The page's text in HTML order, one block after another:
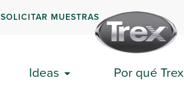
SOLICITAR MUESTRAS
Ideas Por qué Trex